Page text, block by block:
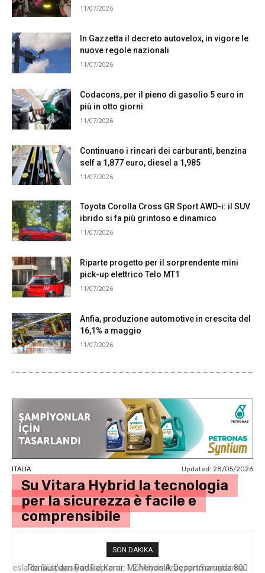
11/07/2026
In Gazzetta il decreto autovelox, in vigore le
nuove regole nazionali
11/07/2026
Codacons, per il pieno di gasolio 5 euro in
più in otto giorni
11/07/2026
Continuano i rincari dei carburanti, benzina
self a 1,877 euro, diesel a 1,985
11/07/2026
Toyota Corolla Cross GR Sport AWD-i: il SUV
ibrido si fa più grintoso e dinamico
11/07/2026
Riparte progetto per il sorprendente mini
pick-up elettrico Telo MT1
11/07/2026
Anfia, produzione automotive in crescita del
16,1% a maggio
11/07/2026